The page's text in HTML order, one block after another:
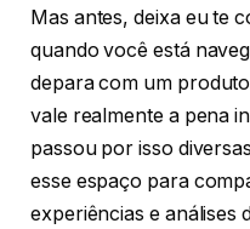
Mas antes, deixa eu te
quando você está
depara com um
vale realmente a pena
passou por isso
esse espaço para
experiências e análises